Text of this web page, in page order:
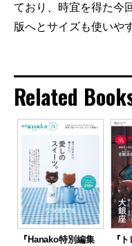
ており、時宜を得た今
版へとサイズも使いや
Related
『Hanako特別編集
『